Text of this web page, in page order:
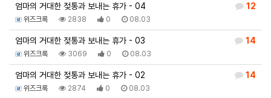
12
엄마의 거대한 젖통과 보내는 휴가 - 04
위즈크록 2838 0 08.03
14
엄마의 거대한 젖통과 보내는 휴가 - 03
위즈크록 3069 0 08.03
14
엄마의 거대한 젖통과 보내는 휴가 - 02
위즈크록 2874 0 08.03